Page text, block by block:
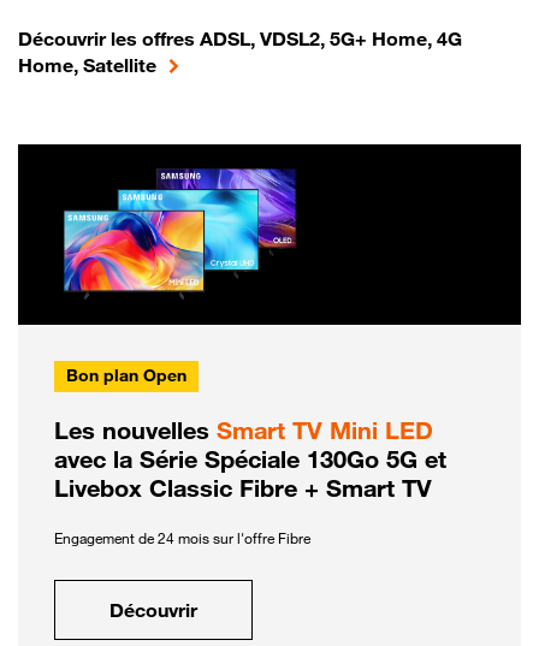
Découvrir les offres ADSL, VDSL2, 5G+ Home, 4G
Home, Satellite
Bon plan Open
Les nouvelles Smart TV Mini LED
avec la Série Spéciale 130Go 5G et
Livebox Classic Fibre + Smart TV
Engagement de 24 mois sur l'offre Fibre
Découvrir